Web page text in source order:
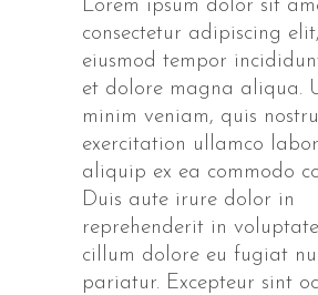
Lorem ipsum dolor sit
consectetur adipiscing
eiusmod tempor
et dolore magna aliqua.
minim veniam, quis
exercitation ullamco
aliquip ex ea commodo
Duis aute irure dolor in
reprehenderit in
cillum dolore eu fugiat
pariatur. Excepteur sint